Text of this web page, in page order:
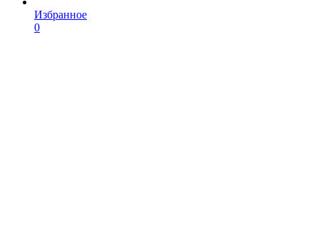
Избранное
0